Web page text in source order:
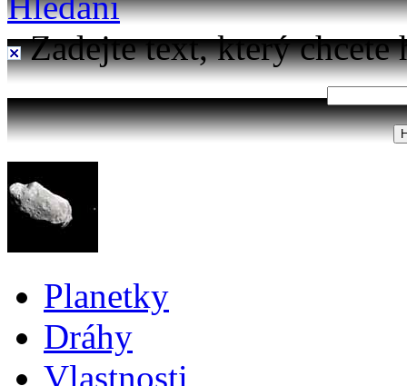
Zadejte text, který chcete
Planetky
Dráhy
Vlastnosti